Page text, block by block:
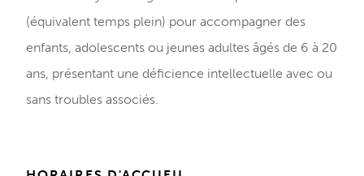
(équivalent temps plein) pour accompagner des
enfants, adolescents ou jeunes adultes âgés de 6 à 20
ans, présentant une déficience intellectuelle avec ou
sans troubles associés.